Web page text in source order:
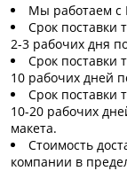
Мы работаем с
Срок поставки
2-3 рабочих дня
Срок поставки
10 рабочих дней
Срок поставки
10-20 рабочих
макета.
Стоимость
компании в